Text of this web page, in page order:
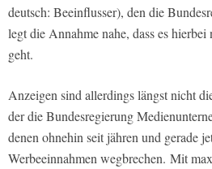
deutsch: Beeinflusser), den die
legt die Annahme nahe, dass es
geht.
Anzeigen sind allerdings längst nicht
der die Bundesregierung
denen ohnehin seit jähren und gerade
Werbeeinnahmen wegbrechen. Mit